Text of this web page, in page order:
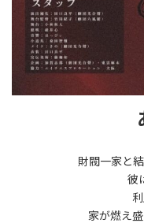
財閥一家と
彼
家が燃え